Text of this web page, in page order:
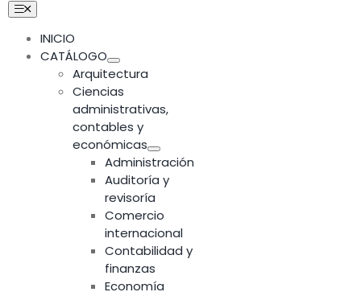
Skip
content
Toggle
Navigation
INICIO
CATÁLOGO
Arquitectura
Ciencias
administrativas,
contables y
económicas
Administración
Auditoría y
revisoría
Comercio
internacional
Contabilidad y
finanzas
Economía